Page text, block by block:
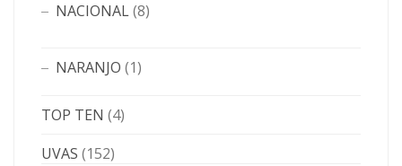
NACIONAL(8)
NARANJO (1)
TOP TEN (4)
UVAS (152)